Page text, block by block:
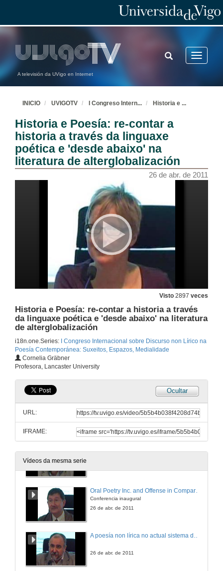
A televisión da UVigo en Internet
Toggle
TOGGLE
SEARCH
INICIO UVIGOTV I Congreso Intern... Historia e ...
Historia e Poesía: re-contar a
historia a través da linguaxe
poética e 'desde abaixo' na
literatura de alterglobalización
26 de abr. de 2011
Visto 2897 veces
Historia e Poesía: re-contar a historia a través
da linguaxe poética e 'desde abaixo' na literatura
de alterglobalización
i18n.one.Series:
I Congreso Internacional sobre Discurso non Lírico na
Poesía Contemporánea: Suxeitos, Espazos, Medialidade
Cornelia Gräbner
Profesora, Lancaster University
Ocultar
URL:
IFRAME:
Vídeos da mesma serie
Inauguración
Presentación
26 de abr. de 2011
Inauguración
Intervención de Arturo Casas
26 de abr. de 2011
Inauguración
Intervención de Rosa Pérez
26 de abr. de 2011
Intervención de Xosé Henrique Costas
Peche
26 de abr. de 2011
Oral Poetry Inc. and Offense in Comparative Literary History
Conferencia inaugural
26 de abr. de 2011
26 de abr. de 2011